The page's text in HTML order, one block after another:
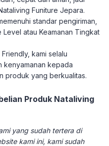
Funiture Jepara.
standar pengiriman,
atau Keamanan Tingkat
kami selalu
kenyamanan kepada
produk yang berkualitas.
Produk Nataliving
yang sudah tertera di
kami ini, kami sudah